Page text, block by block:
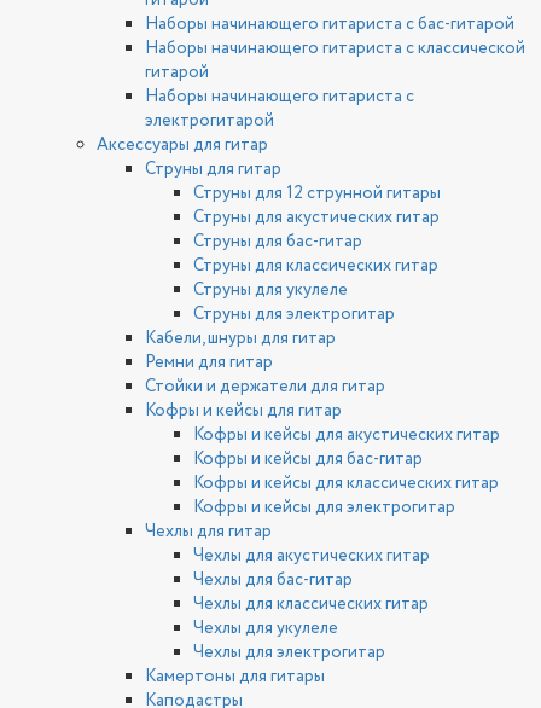
Наборы начинающего гитариста с бас-гитарой
Наборы начинающего гитариста с классической
гитарой
Наборы начинающего гитариста с
электрогитарой
Аксессуары для гитар
Струны для гитар
Струны для 12 струнной гитары
Струны для акустических гитар
Струны для бас-гитар
Струны для классических гитар
Струны для укулеле
Струны для электрогитар
Кабели, шнуры для гитар
Ремни для гитар
Стойки и держатели для гитар
Кофры и кейсы для гитар
Кофры и кейсы для акустических гитар
Кофры и кейсы для бас-гитар
Кофры и кейсы для классических гитар
Кофры и кейсы для электрогитар
Чехлы для гитар
Чехлы для акустических гитар
Чехлы для бас-гитар
Чехлы для классических гитар
Чехлы для укулеле
Чехлы для электрогитар
Камертоны для гитары
Каподастры